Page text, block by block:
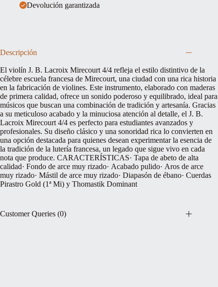
Devolución garantizada
Descripción
El violín J. B. Lacroix Mirecourt 4/4 refleja el estilo distintivo de la
célebre escuela francesa de Mirecourt, una ciudad con una rica historia
en la fabricación de violines. Este instrumento, elaborado con maderas
de primera calidad, ofrece un sonido poderoso y equilibrado, ideal para
músicos que buscan una combinación de tradición y artesanía. Gracias
a su meticuloso acabado y la minuciosa atención al detalle, el J. B.
Lacroix Mirecourt 4/4 es perfecto para estudiantes avanzados y
profesionales. Su diseño clásico y una sonoridad rica lo convierten en
una opción destacada para quienes desean experimentar la esencia de
la tradición de la lutería francesa, un legado que sigue vivo en cada
nota que produce. CARACTERÍSTICAS· Tapa de abeto de alta
calidad· Fondo de arce muy rizado· Acabado pulido· Aros de arce
muy rizado· Mástil de arce muy rizado· Diapasón de ébano· Cuerdas
Pirastro Gold (1ª Mi) y Thomastik Dominant
Customer Queries (0)